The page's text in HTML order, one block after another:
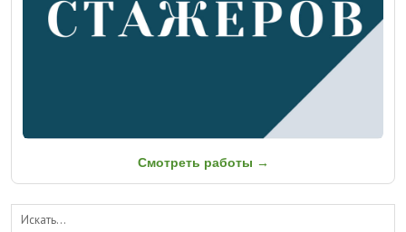
Смотреть работы →